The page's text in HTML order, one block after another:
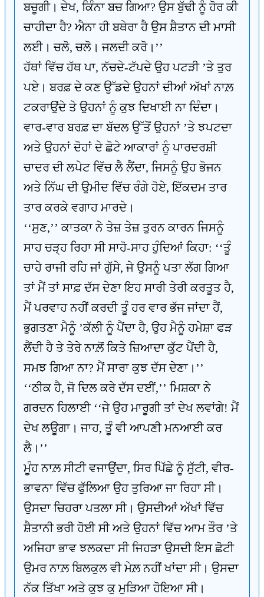
ਬਚੂਗੀ। ਦੇਖ, ਕਿੰਨਾ ਬਚ ਗਿਆ? ਉਸ ਬੁੱਢੀ ਨੂੰ ਹੋਰ ਕੀ
ਚਾਹੀਦਾ ਹੈ? ਐਨਾ ਹੀ ਬਥੇਰਾ ਹੈ ਉਸ ਸ਼ੈਤਾਨ ਦੀ ਮਾਸੀ
ਲਈ। ਚਲੋ, ਚਲੋ। ਜਲਦੀ ਕਰੋ।’’
ਹੱਥਾਂ ਵਿੱਚ ਹੱਥ ਪਾ, ਨੱਚਦੇ-ਟੱਪਦੇ ਉਹ ਪਟੜੀ ’ਤੇ ਤੁਰ
ਪਏ। ਬਰਫ਼ ਦੇ ਕਣ ਉੱਡਦੇ ਉਹਨਾਂ ਦੀਆਂ ਅੱਖਾਂ ਨਾਲ਼
ਟਕਰਾਉਂਦੇ ਤੇ ਉਹਨਾਂ ਨੂੰ ਕੁਝ ਦਿਖਾਈ ਨਾ ਦਿੰਦਾ।
ਵਾਰ-ਵਾਰ ਬਰਫ਼ ਦਾ ਬੱਦਲ ਉੱਤੋਂ ਉਹਨਾਂ ’ਤੇ ਝਪਟਦਾ
ਅਤੇ ਉਹਨਾਂ ਦੋਹਾਂ ਦੇ ਛੋਟੇ ਆਕਾਰਾਂ ਨੂੰ ਪਾਰਦਰਸ਼ੀ
ਚਾਦਰ ਦੀ ਲਪੇਟ ਵਿੱਚ ਲੈ ਲੈਂਦਾ, ਜਿਸਨੂੰ ਉਹ ਭੋਜਨ
ਅਤੇ ਨਿੱਘ ਦੀ ਉਮੀਦ ਵਿੱਚ ਰੰਗੇ ਹੋਏ, ਇੱਕਦਮ ਤਾਰ
ਤਾਰ ਕਰਕੇ ਵਗਾਹ ਮਾਰਦੇ।
‘‘ਸੁਣ,’’ ਕਾਤਕਾ ਨੇ ਤੇਜ਼ ਤੇਜ਼ ਤੁਰਨ ਕਾਰਨ ਜਿਸਨੂੰ
ਸਾਹ ਚੜ੍ਹ ਰਿਹਾ ਸੀ ਸਾਹੋ-ਸਾਹ ਹੁੰਦਿਆਂ ਕਿਹਾ: ‘‘ਤੂੰ
ਚਾਹੇ ਰਾਜੀ ਰਹਿ ਜਾਂ ਗੁੱਸੇ, ਜੇ ਉਸਨੂੰ ਪਤਾ ਲੱਗ ਗਿਆ
ਤਾਂ ਮੈਂ ਤਾਂ ਸਾਫ਼ ਦੱਸ ਦੇਣਾ ਇਹ ਸਾਰੀ ਤੇਰੀ ਕਰਤੂਤ ਹੈ,
ਮੈਂ ਪਰਵਾਹ ਨਹੀਂ ਕਰਦੀ ਤੂੰ ਹਰ ਵਾਰ ਭੱਜ ਜਾਂਦਾ ਹੈਂ,
ਭੁਗਤਣਾ ਮੈਨੂੰ ’ਕੱਲੀ ਨੂੰ ਪੈਂਦਾ ਹੈ, ਉਹ ਮੈਨੂੰ ਹਮੇਸ਼ਾ ਫੜ
ਲੈਂਦੀ ਹੈ ਤੇ ਤੇਰੇ ਨਾਲ਼ੋਂ ਕਿਤੇ ਜ਼ਿਆਦਾ ਕੁੱਟ ਪੈਂਦੀ ਹੈ,
ਸਮਝ ਗਿਆ ਨਾ? ਮੈਂ ਸਾਰਾ ਕੁਝ ਦੱਸ ਦੇਣਾ।’’
‘‘ਠੀਕ ਹੈ, ਜੋ ਦਿਲ ਕਰੇ ਦੱਸ ਦਈਂ,’’ ਮਿਸ਼ਕਾ ਨੇ
ਗਰਦਨ ਹਿਲਾਈ ‘‘ਜੇ ਉਹ ਮਾਰੂਗੀ ਤਾਂ ਦੇਖ ਲਵਾਂਗੇ! ਮੈਂ
ਦੇਖ ਲਊਗਾ। ਜਾਹ, ਤੂੰ ਵੀ ਆਪਣੀ ਮਨਆਈ ਕਰ
ਲੈ।’’
ਮੂੰਹ ਨਾਲ਼ ਸੀਟੀ ਵਜਾਉਂਦਾ, ਸਿਰ ਪਿੱਛੇ ਨੂੰ ਸੁੱਟੀ, ਵੀਰ-
ਭਾਵਨਾ ਵਿੱਚ ਫੁੱਲਿਆ ਉਹ ਤੁਰਿਆ ਜਾ ਰਿਹਾ ਸੀ।
ਉਸਦਾ ਚਿਹਰਾ ਪਤਲਾ ਸੀ। ਉਸਦੀਆਂ ਅੱਖਾਂ ਵਿੱਚ
ਸ਼ੈਤਾਨੀ ਭਰੀ ਹੋਈ ਸੀ ਅਤੇ ਉਹਨਾਂ ਵਿੱਚ ਆਮ ਤੌਰ ’ਤੇ
ਅਜਿਹਾ ਭਾਵ ਝਲਕਦਾ ਸੀ ਜਿਹੜਾ ਉਸਦੀ ਇਸ ਛੋਟੀ
ਉਮਰ ਨਾਲ਼ ਬਿਲਕੁਲ ਵੀ ਮੇਲ਼ ਨਹੀਂ ਖਾਂਦਾ ਸੀ। ਉਸਦਾ
ਨੱਕ ਤਿੱਖਾ ਅਤੇ ਕੁਝ ਕੁ ਮੁੜਿਆ ਹੋਇਆ ਸੀ।